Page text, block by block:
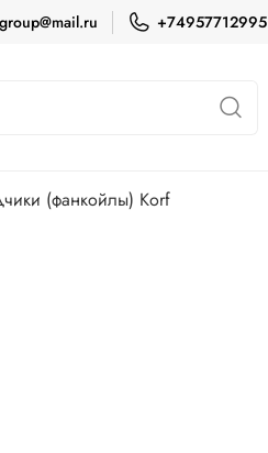
+74957712995
(фанкойлы) Korf